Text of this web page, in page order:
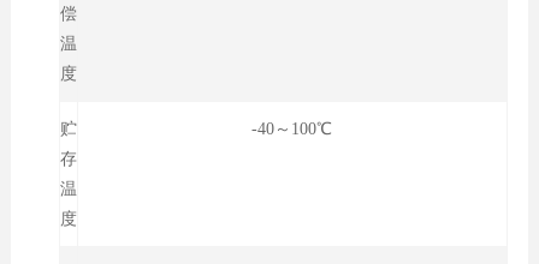
偿
温
度
贮
存
温
度
-40～100℃